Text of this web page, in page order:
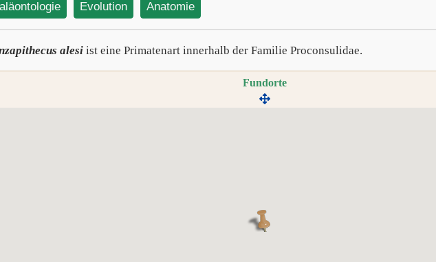
Evolution Anatomie
alesi ist eine Primatenart innerhalb der Familie Proconsulidae.
Fundorte